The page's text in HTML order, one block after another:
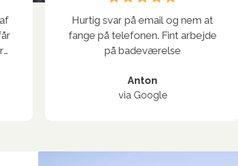
Hurtig svar på email og nem at
fange på telefonen. Fint arbejde
på badeværelse
Anton
via Google